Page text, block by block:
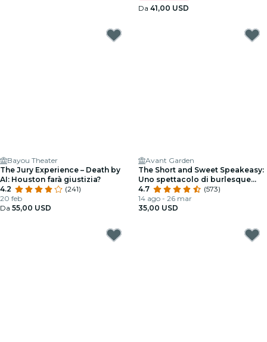
Da 41,00 USD
Bayou Theater
The Jury Experience – Death by
AI: Houston farà giustizia?
4.2
(241)
20 feb
Da 55,00 USD
Avant Garden
The Short and Sweet Speakeasy:
Uno spettacolo di burlesque
sexy
4.7
(573)
14 ago - 26 mar
35,00 USD